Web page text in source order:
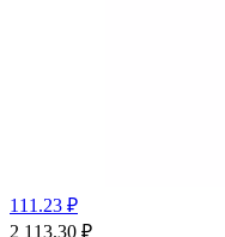
111.23 ₽
2 113.30 ₽